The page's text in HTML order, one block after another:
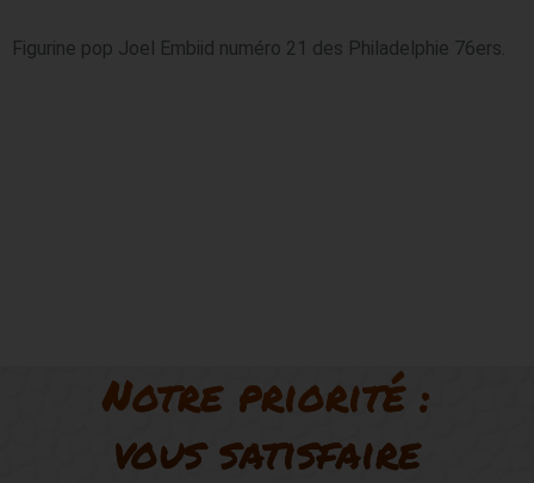
Figurine pop Joel Embiid numéro 21 des Philadelphie 76ers.
Notre priorité :
vous satisfaire